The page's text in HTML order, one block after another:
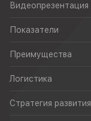
Видеопрезентация
Показатели
Преимущества
Логистика
Стратегия развития